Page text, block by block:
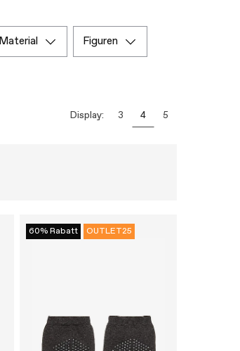
material figuren
Display: 3 4 5
60% Rabatt OUTLET25